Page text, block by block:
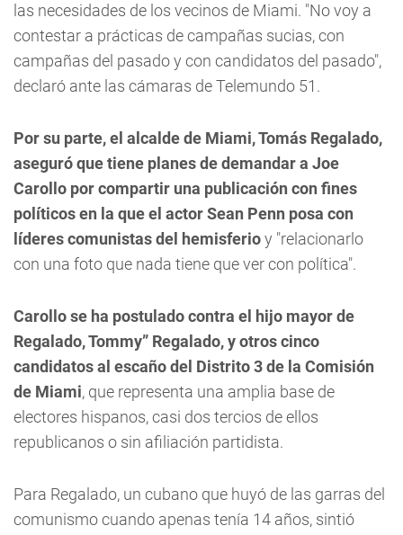
las necesidades de los vecinos de Miami. "No voy a
contestar a prácticas de campañas sucias, con
campañas del pasado y con candidatos del pasado",
declaró ante las cámaras de Telemundo 51.
Por su parte, el alcalde de Miami, Tomás Regalado,
aseguró que tiene planes de demandar a Joe
Carollo por compartir una publicación con fines
políticos en la que el actor Sean Penn posa con
líderes comunistas del hemisferioy "relacionarlo
con una foto que nada tiene que ver con política".
Carollo se ha postulado contra el hijo mayor de
Regalado, Tommy” Regalado, y otros cinco
candidatos al escaño del Distrito 3 de la Comisión
de Miami, que representa una amplia base de
electores hispanos, casi dos tercios de ellos
republicanos o sin afiliación partidista.
Para Regalado, un cubano que huyó de las garras del
comunismo cuando apenas tenía 14 años, sintió